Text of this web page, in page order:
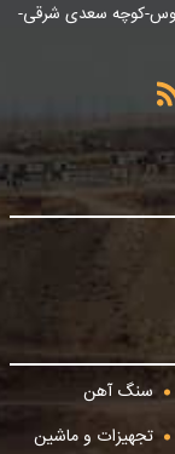
کوچه سعدی شرقی-
سنگ آهن
تجهیزات و ماشین